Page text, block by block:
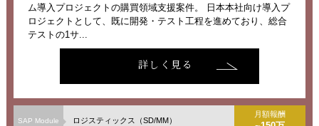
ム導入プロジェクトの購買領域支援案件。 日本本社向け導入プ
ロジェクトとして、既に開発・テスト工程を進めており、総合
テストの1サ...
詳しく見る
SAP Module ロジスティックス（SD/MM）
月額報酬